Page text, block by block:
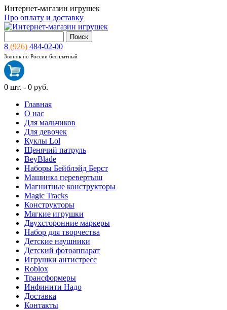
Интернет-магазин игрушек
Про оплату и доставку
8 (926) 484-02-00
Звонок по России бесплатный
0 шт. - 0 руб.
Главная
О нас
Для мальчиков
Для девочек
Куклы Lol
Щенячий патруль
BeyBlade
Наборы Бейблэйд Берст
Машинка перевертыш
Магнитные конструкторы
Magic Tracks
Конструкторы
Мягкие игрушки
Двухсторонние маркеры
Набор для творчества
Детские наушники
Детский фотоаппарат
Игрушки антистресс
Roblox
Трансформеры
Инфинити Надо
Доставка
Контакты